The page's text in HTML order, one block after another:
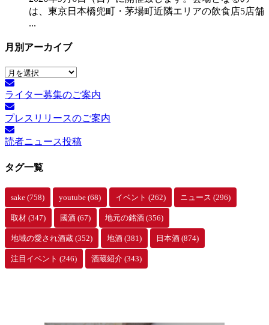
は、東京日本橋兜町・茅場町近隣エリアの飲食店5店舗
...
月別アーカイブ
月
別
ア
ー
カ
イ
ブ
ライター募集のご案内
プレスリリースのご案内
読者ニュース投稿
タグ一覧
sake (758) youtube (68) イベント (262) ニュース (296)
取材 (347) 國酒 (67) 地元の銘酒 (356)
地域の愛され酒蔵 (352) 地酒 (381) 日本酒 (874)
注目イベント (246) 酒蔵紹介 (343)